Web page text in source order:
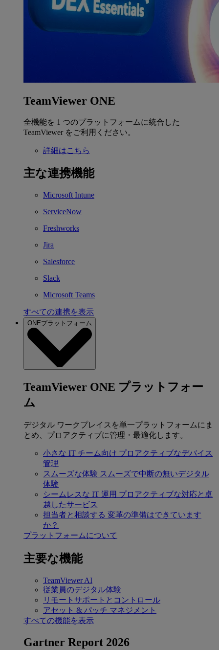
TeamViewer ONE
全機能を 1 つのプラットフォームに統合した
TeamViewer をご利用ください。
詳細はこちら
主な連携機能
Microsoft Intune
ServiceNow
Freshworks
Jira
Salesforce
Slack
Microsoft Teams
すべての連携を表示
ONEプラットフォーム
TeamViewer ONE プラットフォー
ム
デジタル ワークプレイスを単一プラットフォームにま
とめ、プロアクティブに管理・最適化します。
小さな IT チーム向け プロアクティブなデバイス
管理
スムーズな体験 スムーズで中断の無いデジタル
体験
シームレスな IT 運用 プロアクティブな対応と卓
越したサービス
担当者と相談する 変革の準備はできています
か？
プラットフォームについて
主要な機能
TeamViewer AI
従業員のデジタル体験
リモートサポートとコントロール
アセット & パッチ マネジメント
すべての機能を表示
Gartner Report 2026